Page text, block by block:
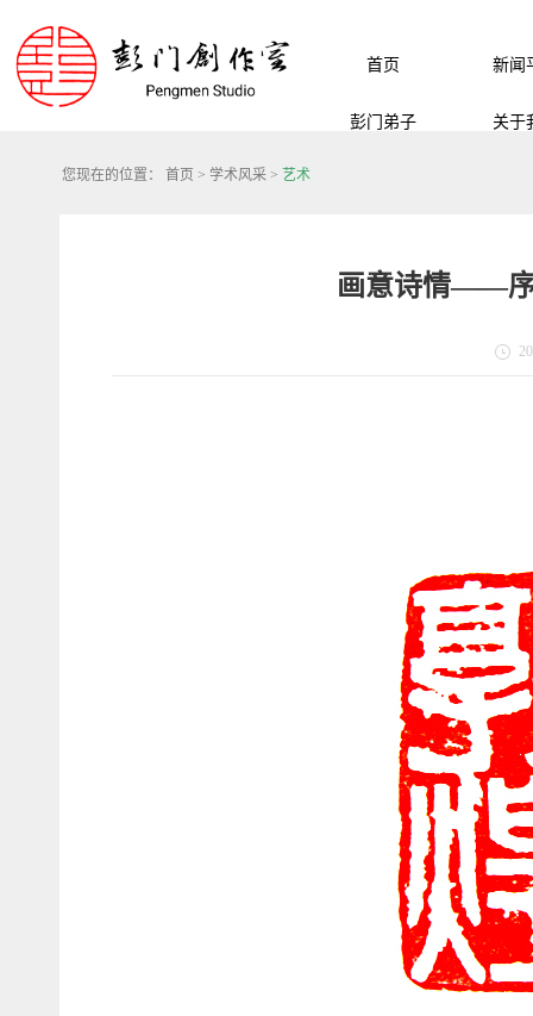
首页 新闻
彭门弟子 关于
您现在的位置： 首页 > 学术风采 > 艺术
画意诗情——序